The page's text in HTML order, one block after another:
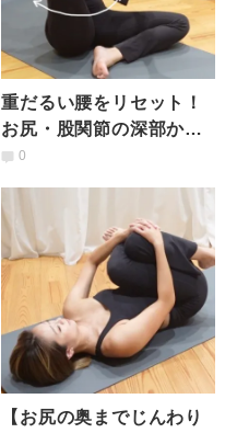
重だるい腰をリセット！
お尻・股関節の深部から
ゆるめるゆらゆらストレ
0
【お尻の奥までじんわり